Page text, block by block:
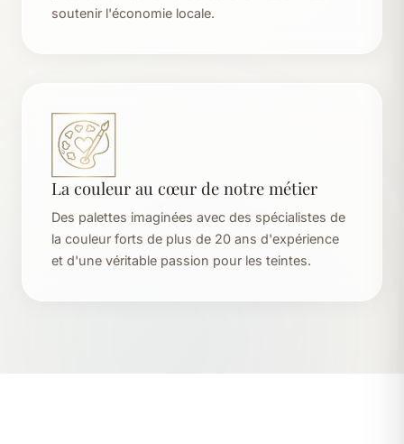
soutenir l'économie locale.
La couleur au cœur de notre métier
Des palettes imaginées avec des spécialistes de
la couleur forts de plus de 20 ans d'expérience
et d'une véritable passion pour les teintes.